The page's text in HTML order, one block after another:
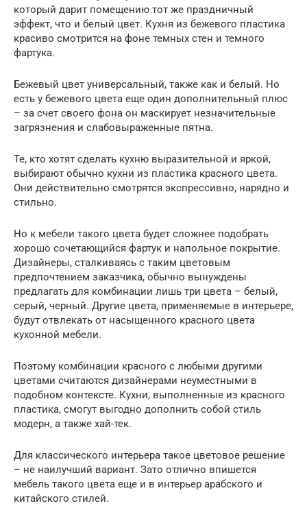
который дарит помещению тот же праздничный
эффект, что и белый цвет. Кухня из бежевого пластика
красиво смотрится на фоне темных стен и темного
фартука.
Бежевый цвет универсальный, также как и белый. Но
есть у бежевого цвета еще один дополнительный плюс
– за счет своего фона он маскирует незначительные
загрязнения и слабовыраженные пятна.
Те, кто хотят сделать кухню выразительной и яркой,
выбирают обычно кухни из пластика красного цвета.
Они действительно смотрятся экспрессивно, нарядно и
стильно.
Но к мебели такого цвета будет сложнее подобрать
хорошо сочетающийся фартук и напольное покрытие.
Дизайнеры, сталкиваясь с таким цветовым
предпочтением заказчика, обычно вынуждены
предлагать для комбинации лишь три цвета – белый,
серый, черный. Другие цвета, применяемые в интерьере,
будут отвлекать от насыщенного красного цвета
кухонной мебели.
Поэтому комбинации красного с любыми другими
цветами считаются дизайнерами неуместными в
подобном контексте. Кухни, выполненные из красного
пластика, смогут выгодно дополнить собой стиль
модерн, а также хай-тек.
Для классического интерьера такое цветовое решение
– не наилучший вариант. Зато отлично впишется
мебель такого цвета еще и в интерьер арабского и
китайского стилей.